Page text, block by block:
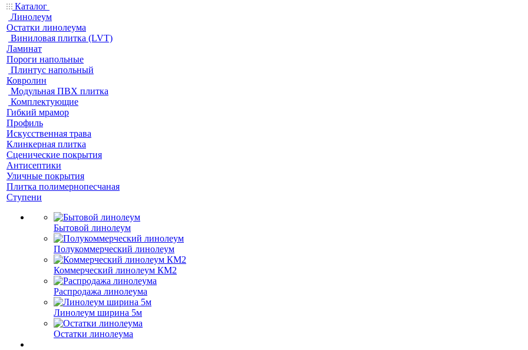
Каталог
Линолеум
Остатки линолеума
Виниловая плитка (LVT)
Ламинат
Пороги напольные
Плинтус напольный
Ковролин
Модульная ПВХ плитка
Комплектующие
Гибкий мрамор
Профиль
Искусственная трава
Клинкерная плитка
Сценические покрытия
Антисептики
Уличные покрытия
Плитка полимернопесчаная
Ступени
Бытовой линолеум
Полукоммерческий линолеум
Коммерческий линолеум КМ2
Распродажа линолеума
Линолеум ширина 5м
Остатки линолеума